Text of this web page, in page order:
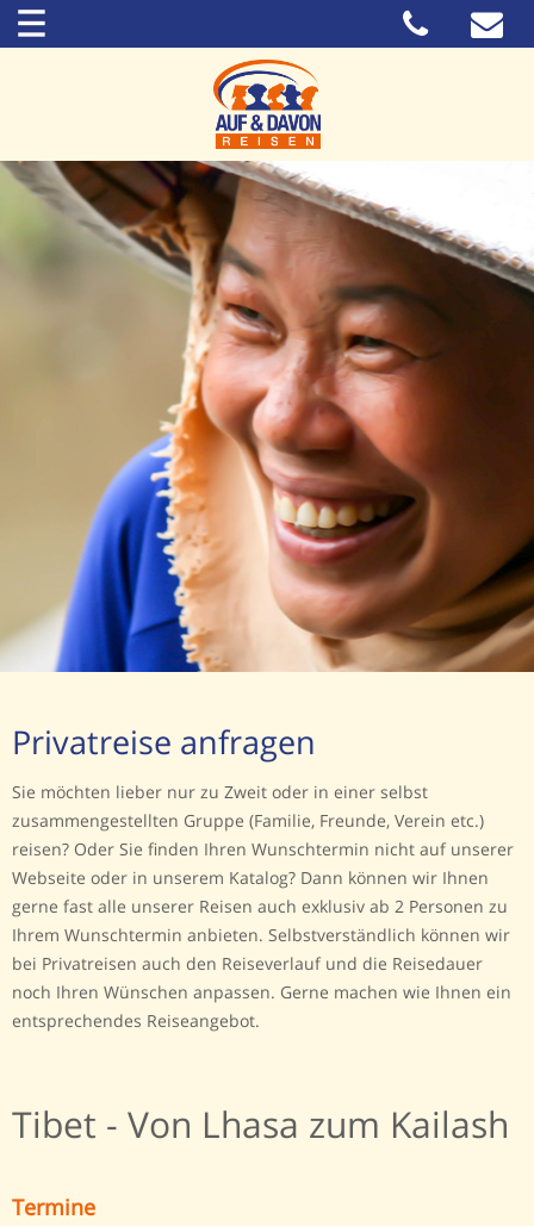
Privatreise anfragen
Sie möchten lieber nur zu Zweit oder in einer selbst
zusammengestellten Gruppe (Familie, Freunde, Verein etc.)
reisen? Oder Sie finden Ihren Wunschtermin nicht auf unserer
Webseite oder in unserem Katalog? Dann können wir Ihnen
gerne fast alle unserer Reisen auch exklusiv ab 2 Personen zu
Ihrem Wunschtermin anbieten. Selbstverständlich können wir
bei Privatreisen auch den Reiseverlauf und die Reisedauer
noch Ihren Wünschen anpassen. Gerne machen wie Ihnen ein
entsprechendes Reiseangebot.
Tibet - Von Lhasa zum Kailash
Termine